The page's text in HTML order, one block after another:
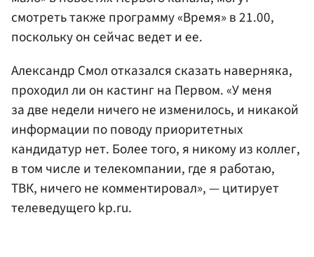
смотреть также программу «Время» в 21.00,
поскольку он сейчас ведет и ее.
Александр Смол отказался сказать наверняка,
проходил ли он кастинг на Первом. «У меня
за две недели ничего не изменилось, и никакой
информации по поводу приоритетных
кандидатур нет. Более того, я никому из коллег,
в том числе и телекомпании, где я работаю,
ТВК, ничего не комментировал», — цитирует
телеведущего kp.ru.